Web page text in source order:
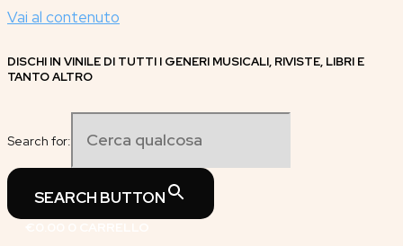
Vai al contenuto
DISCHI IN VINILE DI TUTTI I GENERI MUSICALI, RIVISTE, LIBRI E
TANTO ALTRO
Search for:
SEARCH BUTTON